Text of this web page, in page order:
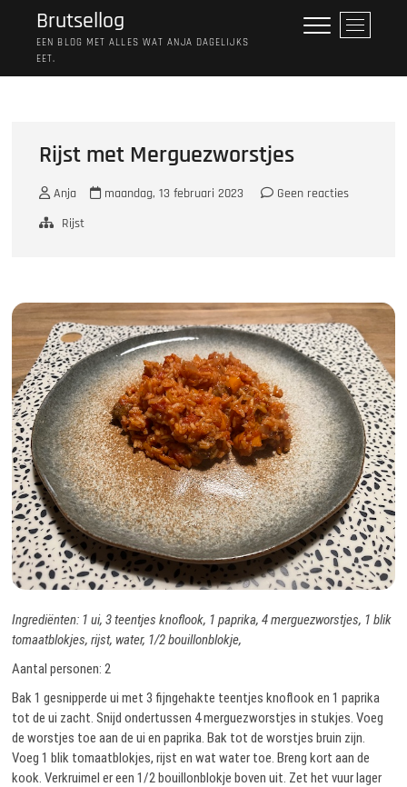
Brutsellog
EEN BLOG MET ALLES WAT ANJA DAGELIJKS
EET.
M
e
Rijst met Merguezworstjes
Anja maandag, 13 februari 2023
Geen reacties
Rijst
Ingrediënten: 1 ui, 3 teentjes knoflook, 1 paprika, 4 merguezworstjes, 1 blik
tomaatblokjes, rijst, water, 1/2 bouillonblokje,
Aantal personen: 2
Bak 1 gesnipperde ui met 3 fijngehakte teentjes knoflook en 1 paprika
tot de ui zacht. Snijd ondertussen 4 merguezworstjes in stukjes. Voeg
de worstjes toe aan de ui en paprika. Bak tot de worstjes bruin zijn.
Voeg 1 blik tomaatblokjes, rijst en wat water toe. Breng kort aan de
kook. Verkruimel er een 1/2 bouillonblokje boven uit. Zet het vuur lager